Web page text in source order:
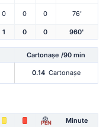
0 0 0 76'
1 0 0 960'
Cartonașe /90 min
0.14 Cartonașe
PEN Minute